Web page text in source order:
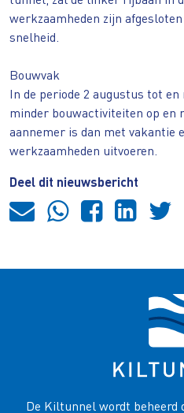
werkzaamheden zijn
snelheid.
Bouwvak
In de periode 2 augustus tot
minder bouwactiviteiten op en
aannemer is dan met vakantie
werkzaamheden uitvoeren.
Deel dit nieuwsbericht
De Kiltunnel wordt beheerd